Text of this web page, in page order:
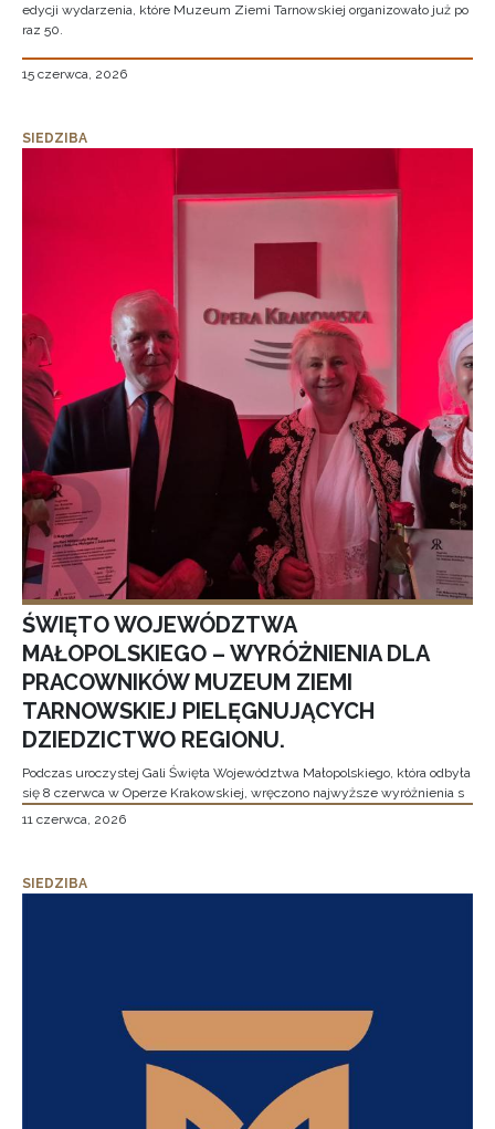
edycji wydarzenia, które Muzeum Ziemi Tarnowskiej organizowało już po
raz 50.
15 czerwca, 2026
SIEDZIBA
ŚWIĘTO WOJEWÓDZTWA
MAŁOPOLSKIEGO – WYRÓŻNIENIA DLA
PRACOWNIKÓW MUZEUM ZIEMI
TARNOWSKIEJ PIELĘGNUJĄCYCH
DZIEDZICTWO REGIONU.
Podczas uroczystej Gali Święta Województwa Małopolskiego, która odbyła
się 8 czerwca w Operze Krakowskiej, wręczono najwyższe wyróżnienia s
11 czerwca, 2026
SIEDZIBA